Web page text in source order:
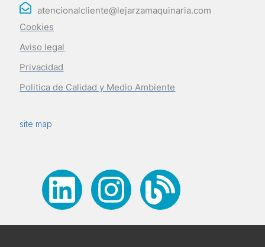
atencionalcliente@lejarzamaquinaria.com
Cookies
Aviso legal
Privacidad
Politica de Calidad y Medio Ambiente
site map